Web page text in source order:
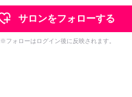
サロンをフォローする
※フォローはログイン後に反映されます。